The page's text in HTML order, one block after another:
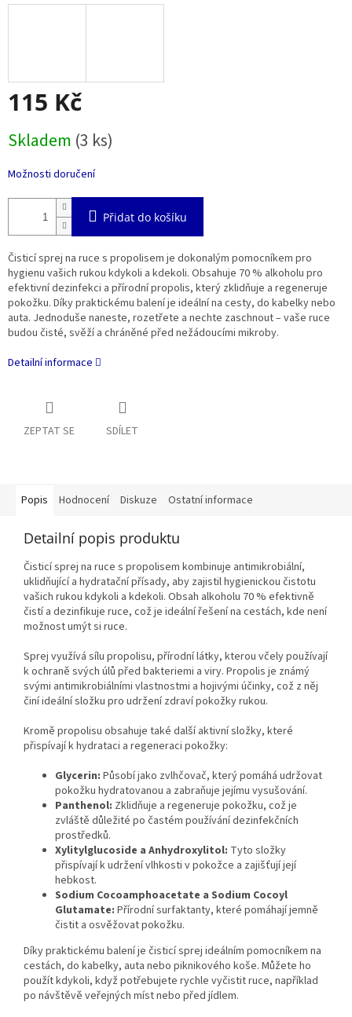
115 Kč
cena:
Skladem (3 ks)
Možnosti doručení
Přidat do košíku
Čisticí sprej na ruce s propolisem je dokonalým pomocníkem pro
hygienu vašich rukou kdykoli a kdekoli. Obsahuje 70 % alkoholu pro
efektivní dezinfekci a přírodní propolis, který zklidňuje a regeneruje
pokožku. Díky praktickému balení je ideální na cesty, do kabelky nebo
auta. Jednoduše naneste, rozetřete a nechte zaschnout – vaše ruce
budou čisté, svěží a chráněné před nežádoucími mikroby.
Detailní informace
ZEPTAT SE SDÍLET
Popis Hodnocení Diskuze Ostatní informace
Detailní popis produktu
Čisticí sprej na ruce s propolisem kombinuje antimikrobiální,
uklidňující a hydratační přísady, aby zajistil hygienickou čistotu
vašich rukou kdykoli a kdekoli. Obsah alkoholu 70 % efektivně
čistí a dezinfikuje ruce, což je ideální řešení na cestách, kde není
možnost umýt si ruce.
Sprej využívá sílu propolisu, přírodní látky, kterou včely používají
k ochraně svých úlů před bakteriemi a viry. Propolis je známý
svými antimikrobiálními vlastnostmi a hojivými účinky, což z něj
činí ideální složku pro udržení zdraví pokožky rukou.
Kromě propolisu obsahuje také další aktivní složky, které
přispívají k hydrataci a regeneraci pokožky:
Glycerin: Působí jako zvlhčovač, který pomáhá udržovat
pokožku hydratovanou a zabraňuje jejímu vysušování.
Panthenol: Zklidňuje a regeneruje pokožku, což je
zvláště důležité po častém používání dezinfekčních
prostředků.
Xylitylglucoside a Anhydroxylitol: Tyto složky
přispívají k udržení vlhkosti v pokožce a zajišťují její
hebkost.
Sodium Cocoamphoacetate a Sodium Cocoyl
Glutamate: Přírodní surfaktanty, které pomáhají jemně
čistit a osvěžovat pokožku.
Díky praktickému balení je čisticí sprej ideálním pomocníkem na
cestách, do kabelky, auta nebo piknikového koše. Můžete ho
použít kdykoli, když potřebujete rychle vyčistit ruce, například
po návštěvě veřejných míst nebo před jídlem.